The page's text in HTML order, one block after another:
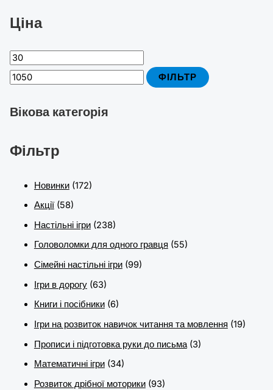
Ціна
ФІЛЬТР
Вікова категорія
Фільтр
Новинки (172)
Акції (58)
Настільні ігри (238)
Головоломки для одного гравця (55)
Сімейні настільні ігри (99)
Ігри в дорогу (63)
Книги і посібники (6)
Ігри на розвиток навичок читання та мовлення (19)
Прописи і підготовка руки до письма (3)
Математичні ігри (34)
Розвиток дрібної моторики (93)